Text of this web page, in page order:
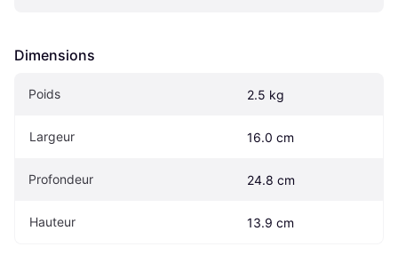
Dimensions
Poids 2.5 kg
Largeur 16.0 cm
Profondeur 24.8 cm
Hauteur 13.9 cm